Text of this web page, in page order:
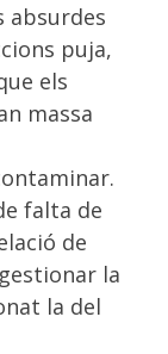
absurdes
puja,
els
massa
falta de
de
la
la del